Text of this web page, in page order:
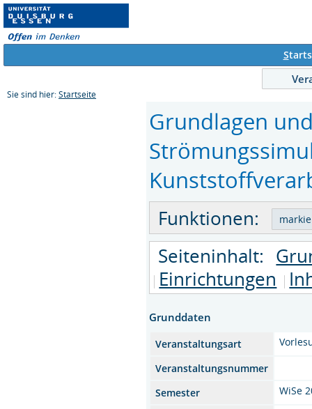
S
Sie sind hier: Startseite
Grundlagen
Funktionen:
Seiteninhalt:
Einrichtungen
Grunddaten
Veranstaltungsart
Veranstaltungsnummer
Semester
WiSe